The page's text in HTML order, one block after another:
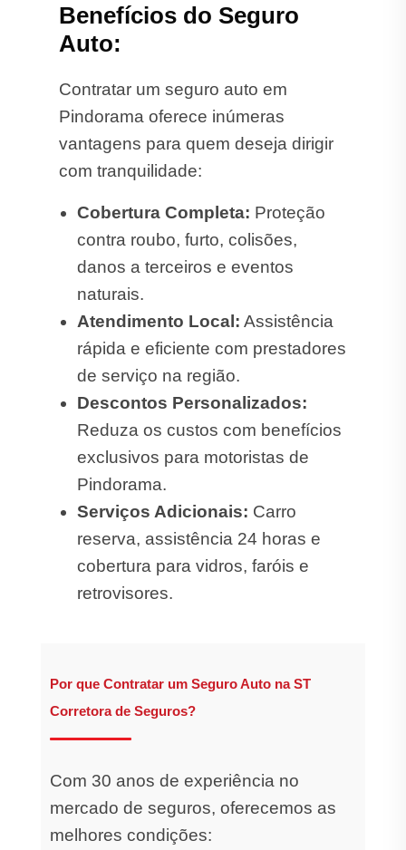
Benefícios do Seguro
Auto:
Contratar um seguro auto em
Pindorama oferece inúmeras
vantagens para quem deseja dirigir
com tranquilidade:
Cobertura Completa: Proteção
contra roubo, furto, colisões,
danos a terceiros e eventos
naturais.
Atendimento Local: Assistência
rápida e eficiente com prestadores
de serviço na região.
Descontos Personalizados:
Reduza os custos com benefícios
exclusivos para motoristas de
Pindorama.
Serviços Adicionais: Carro
reserva, assistência 24 horas e
cobertura para vidros, faróis e
retrovisores.
Por que Contratar um Seguro Auto na ST
Corretora de Seguros?
Com 30 anos de experiência no
mercado de seguros, oferecemos as
melhores condições: